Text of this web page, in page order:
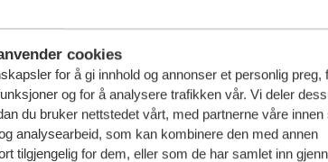
cookies
for å gi innhold og annonser et personlig preg,
og for å analysere trafikken vår. Vi deler
du bruker nettstedet vårt, med partnerne våre innen
analysearbeid, som kan kombinere den med annen
tilgjengelig for dem, eller som de har samlet inn